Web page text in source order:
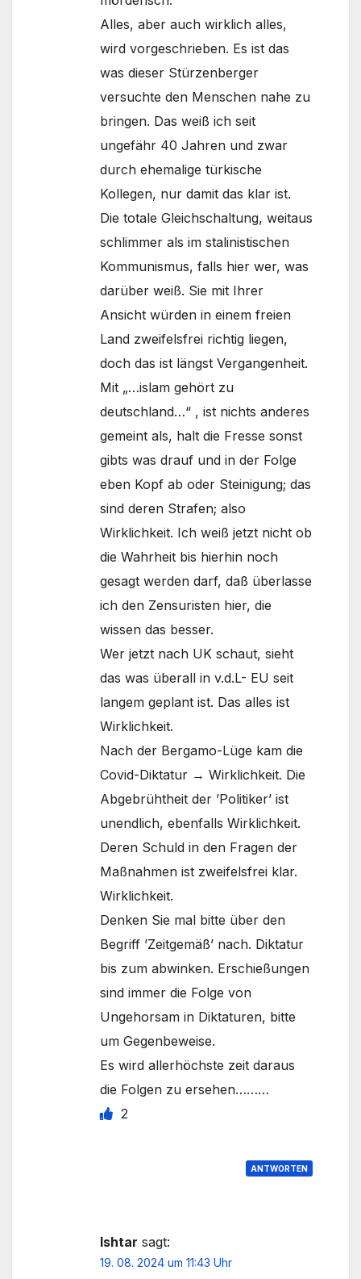
Alles, aber auch wirklich alles,
wird vorgeschrieben. Es ist das
was dieser Stürzenberger
versuchte den Menschen nahe zu
bringen. Das weiß ich seit
ungefähr 40 Jahren und zwar
durch ehemalige türkische
Kollegen, nur damit das klar ist.
Die totale Gleichschaltung, weitaus
schlimmer als im stalinistischen
Kommunismus, falls hier wer, was
darüber weiß. Sie mit Ihrer
Ansicht würden in einem freien
Land zweifelsfrei richtig liegen,
doch das ist längst Vergangenheit.
Mit „…islam gehört zu
deutschland…“ , ist nichts anderes
gemeint als, halt die Fresse sonst
gibts was drauf und in der Folge
eben Kopf ab oder Steinigung; das
sind deren Strafen; also
Wirklichkeit. Ich weiß jetzt nicht ob
die Wahrheit bis hierhin noch
gesagt werden darf, daß überlasse
ich den Zensuristen hier, die
wissen das besser.
Wer jetzt nach UK schaut, sieht
das was überall in v.d.L- EU seit
langem geplant ist. Das alles ist
Wirklichkeit.
Nach der Bergamo-Lüge kam die
Covid-Diktatur → Wirklichkeit. Die
Abgebrühtheit der ’Politiker’ ist
unendlich, ebenfalls Wirklichkeit.
Deren Schuld in den Fragen der
Maßnahmen ist zweifelsfrei klar.
Wirklichkeit.
Denken Sie mal bitte über den
Begriff ’Zeitgemäß’ nach. Diktatur
bis zum abwinken. Erschießungen
sind immer die Folge von
Ungehorsam in Diktaturen, bitte
um Gegenbeweise.
Es wird allerhöchste zeit daraus
die Folgen zu ersehen………
2
ANTWORTEN
Ishtar sagt:
19. 08. 2024 um 11:43 Uhr